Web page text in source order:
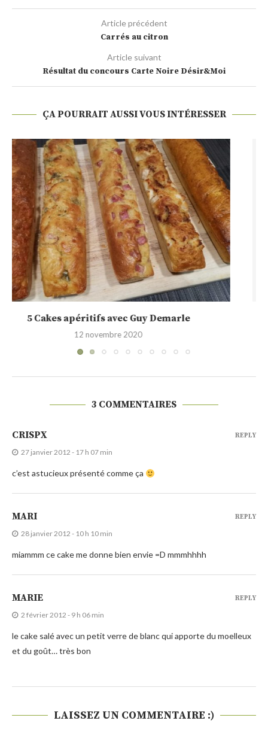
Article précédent
Carrés au citron
Article suivant
Résultat du concours Carte Noire Désir&Moi
ÇA POURRAIT AUSSI VOUS INTÉRESSER
Muffins façon pizza (tomate, chorizo, mozzarella)
3 mai 2019
3 COMMENTAIRES
CRISPX
27 janvier 2012 - 17 h 07 min
c’est astucieux présenté comme ça
REPLY
MARI
28 janvier 2012 - 10 h 10 min
miammm ce cake me donne bien envie =D mmmhhhh
REPLY
MARIE
2 février 2012 - 9 h 06 min
le cake salé avec un petit verre de blanc qui apporte du moelleux
et du goût… très bon
REPLY
LAISSEZ UN COMMENTAIRE :)